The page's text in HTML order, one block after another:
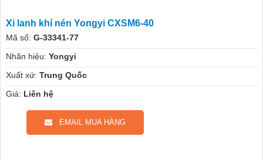
Xi lanh khí nén Yongyi CXSM6-40
Mã số: G-33341-77
Nhãn hiệu: Yongyi
Xuất xứ: Trung Quốc
Giá: Liên hệ
EMAIL MUA HÀNG